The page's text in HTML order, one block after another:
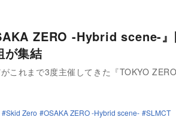
ZERO -Hybrid scene-
集結
これまで3度主催してきた『TOKYO
Skid Zero OSAKA ZERO -Hybrid scene- SLMCT